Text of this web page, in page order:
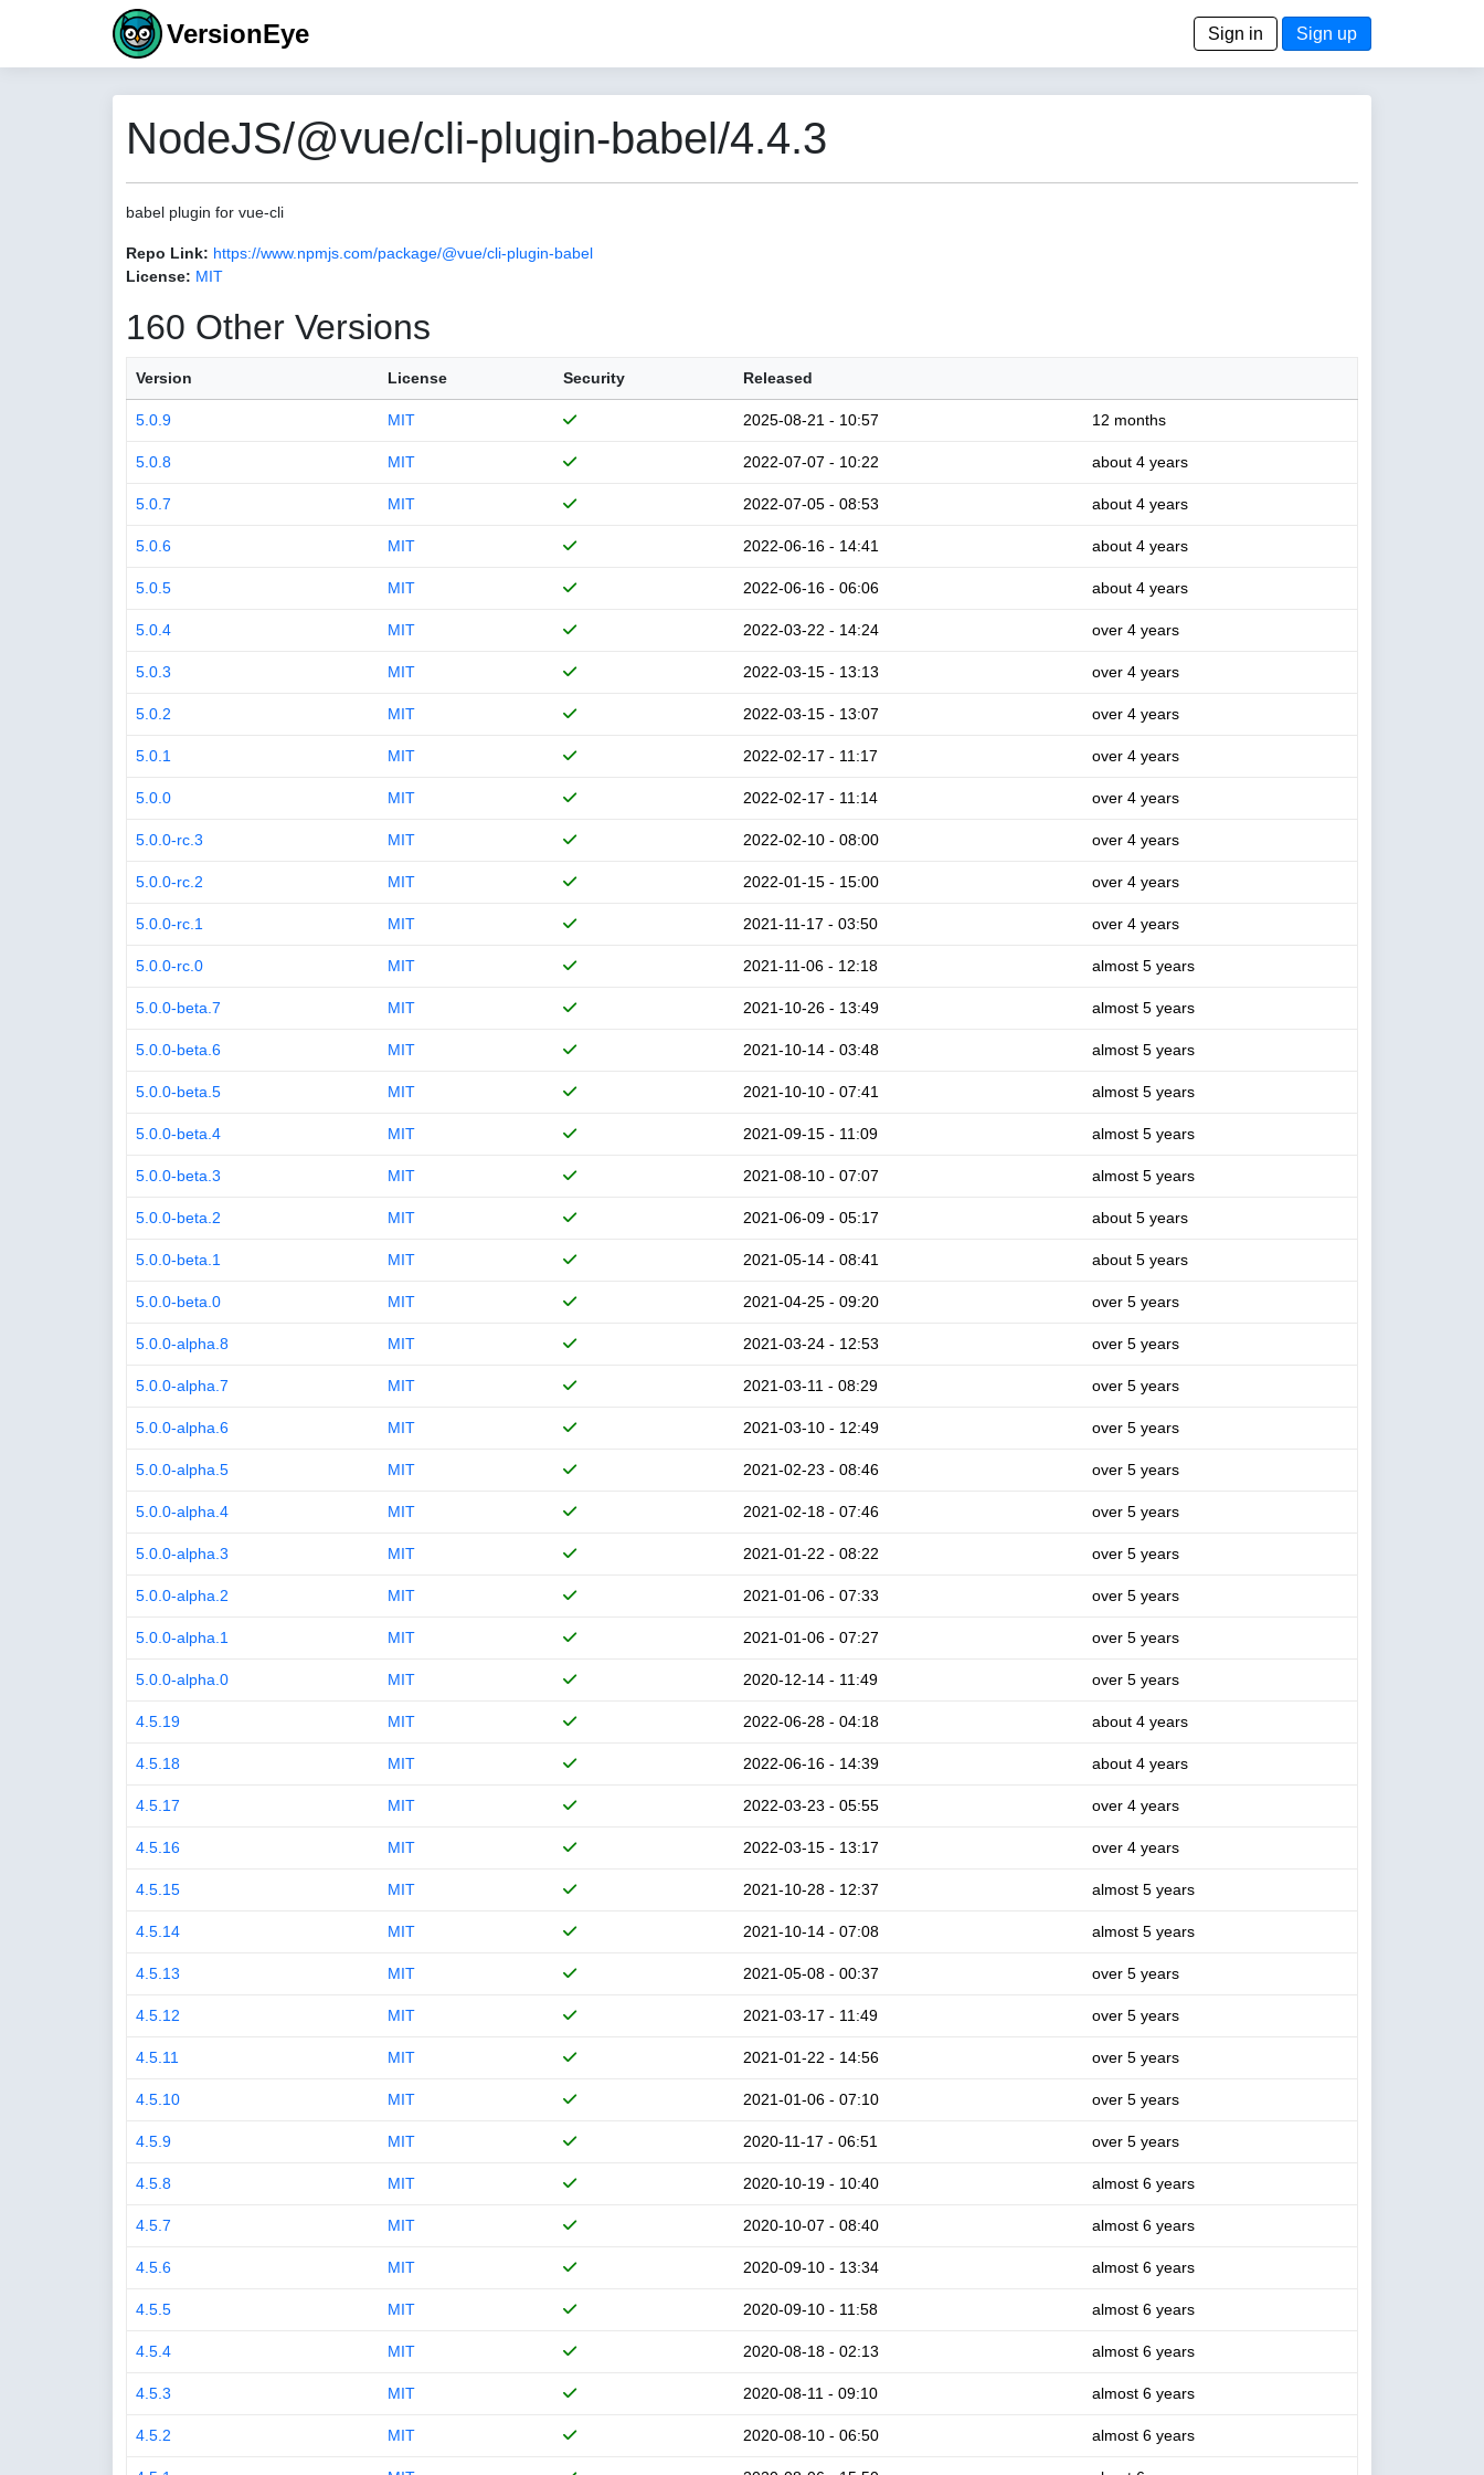
VersionEye Sign in Sign up
NodeJS/@vue/cli-plugin-babel/4.4.3
babel plugin for vue-cli
Repo Link: https://www.npmjs.com/package/@vue/cli-plugin-babel
License: MIT
160 Other Versions
Version License Security Released
5.0.9 MIT 2025-08-21 - 10:57 12 months
5.0.8 MIT 2022-07-07 - 10:22 about 4 years
5.0.7 MIT 2022-07-05 - 08:53 about 4 years
5.0.6 MIT 2022-06-16 - 14:41 about 4 years
5.0.5 MIT 2022-06-16 - 06:06 about 4 years
5.0.4 MIT 2022-03-22 - 14:24 over 4 years
5.0.3 MIT 2022-03-15 - 13:13 over 4 years
5.0.2 MIT 2022-03-15 - 13:07 over 4 years
5.0.1 MIT 2022-02-17 - 11:17 over 4 years
5.0.0 MIT 2022-02-17 - 11:14 over 4 years
5.0.0-rc.3 MIT 2022-02-10 - 08:00 over 4 years
5.0.0-rc.2 MIT 2022-01-15 - 15:00 over 4 years
5.0.0-rc.1 MIT 2021-11-17 - 03:50 over 4 years
5.0.0-rc.0 MIT 2021-11-06 - 12:18 almost 5 years
5.0.0-beta.7 MIT 2021-10-26 - 13:49 almost 5 years
5.0.0-beta.6 MIT 2021-10-14 - 03:48 almost 5 years
5.0.0-beta.5 MIT 2021-10-10 - 07:41 almost 5 years
5.0.0-beta.4 MIT 2021-09-15 - 11:09 almost 5 years
5.0.0-beta.3 MIT 2021-08-10 - 07:07 almost 5 years
5.0.0-beta.2 MIT 2021-06-09 - 05:17 about 5 years
5.0.0-beta.1 MIT 2021-05-14 - 08:41 about 5 years
5.0.0-beta.0 MIT 2021-04-25 - 09:20 over 5 years
5.0.0-alpha.8 MIT 2021-03-24 - 12:53 over 5 years
5.0.0-alpha.7 MIT 2021-03-11 - 08:29 over 5 years
5.0.0-alpha.6 MIT 2021-03-10 - 12:49 over 5 years
5.0.0-alpha.5 MIT 2021-02-23 - 08:46 over 5 years
5.0.0-alpha.4 MIT 2021-02-18 - 07:46 over 5 years
5.0.0-alpha.3 MIT 2021-01-22 - 08:22 over 5 years
5.0.0-alpha.2 MIT 2021-01-06 - 07:33 over 5 years
5.0.0-alpha.1 MIT 2021-01-06 - 07:27 over 5 years
5.0.0-alpha.0 MIT 2020-12-14 - 11:49 over 5 years
4.5.19 MIT 2022-06-28 - 04:18 about 4 years
4.5.18 MIT 2022-06-16 - 14:39 about 4 years
4.5.17 MIT 2022-03-23 - 05:55 over 4 years
4.5.16 MIT 2022-03-15 - 13:17 over 4 years
4.5.15 MIT 2021-10-28 - 12:37 almost 5 years
4.5.14 MIT 2021-10-14 - 07:08 almost 5 years
4.5.13 MIT 2021-05-08 - 00:37 over 5 years
4.5.12 MIT 2021-03-17 - 11:49 over 5 years
4.5.11 MIT 2021-01-22 - 14:56 over 5 years
4.5.10 MIT 2021-01-06 - 07:10 over 5 years
4.5.9 MIT 2020-11-17 - 06:51 over 5 years
4.5.8 MIT 2020-10-19 - 10:40 almost 6 years
4.5.7 MIT 2020-10-07 - 08:40 almost 6 years
4.5.6 MIT 2020-09-10 - 13:34 almost 6 years
4.5.5 MIT 2020-09-10 - 11:58 almost 6 years
4.5.4 MIT 2020-08-18 - 02:13 almost 6 years
4.5.3 MIT 2020-08-11 - 09:10 almost 6 years
4.5.2 MIT 2020-08-10 - 06:50 almost 6 years